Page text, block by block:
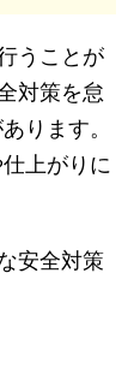
うことが
対策を怠
ります。
上がりに
安全対策